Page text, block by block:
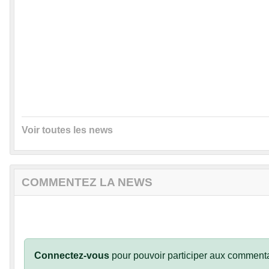
Voir toutes les news
COMMENTEZ LA NEWS
Connectez-vous pour pouvoir participer aux